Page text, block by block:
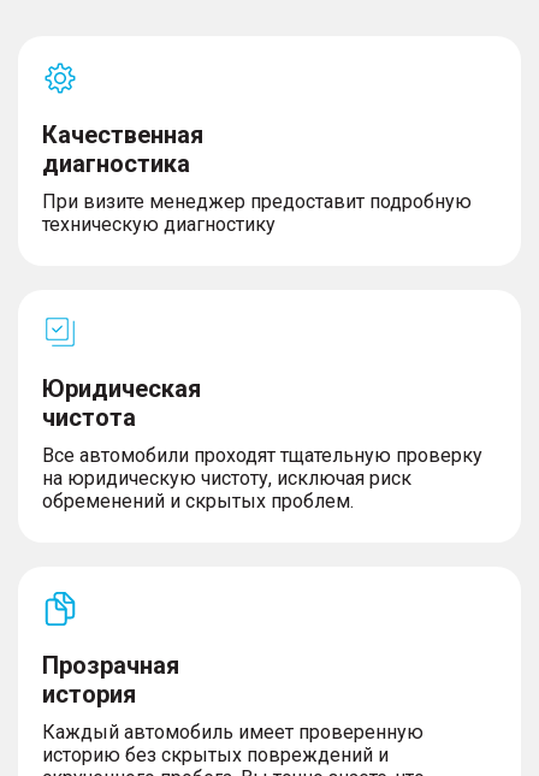
Качественная
диагностика
При визите менеджер предоставит подробную
техническую диагностику
Юридическая
чистота
Все автомобили проходят тщательную проверку
на юридическую чистоту, исключая риск
обременений и скрытых проблем.
Прозрачная
история
Каждый автомобиль имеет проверенную
историю без скрытых повреждений и